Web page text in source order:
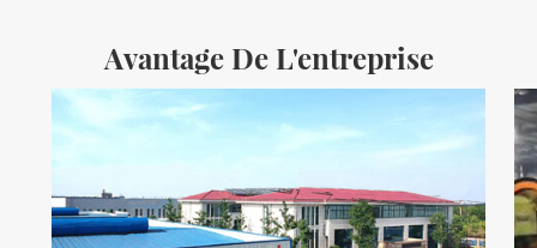
Avantage De L'entreprise